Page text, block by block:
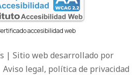
accesibilidad web
| Sitio web desarrollado por
Aviso legal, política de privacidad